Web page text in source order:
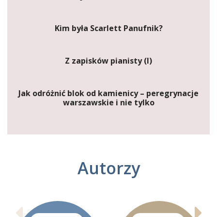
Kim była Scarlett Panufnik?
Z zapisków pianisty (I)
Jak odróżnić blok od kamienicy – peregrynacje
warszawskie i nie tylko
Autorzy